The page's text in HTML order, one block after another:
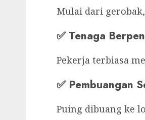
Mulai dari
✅ Tenaga
Pekerja terbiasa
✅ Pembuangan
Puing dibuang ke